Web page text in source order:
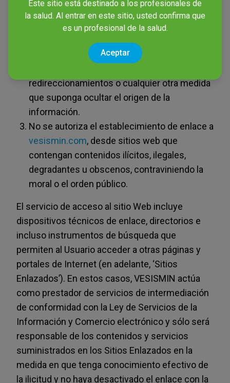
por escrito por parte de VESISMIN, el sitio
web que establece el enlace podrá
vesismin.com, incluyéndolo como parte
redireccionamientos o cualquier otra medida
que suponga ocultar el origen de la
información.
No se autoriza el establecimiento de enlace a
vesismin.com, desde sitios web que
contengan contenidos ilícitos, ilegales,
degradantes u obscenos, contraviniendo la
moral o el orden público.
El servicio de acceso al sitio Web incluye
dispositivos técnicos de enlace, directorios e
incluso instrumentos de búsqueda que
permiten al Usuario acceder a otras páginas y
portales de Internet (en adelante, ‘Sitios
Enlazados’). En estos casos, VESISMIN actúa
como prestador de servicios de intermediación
de conformidad con la Ley de Servicios de la
Información y Comercio electrónico y sólo será
responsable de los contenidos y servicios
suministrados en los Sitios Enlazados en la
medida en que tenga conocimiento efectivo de
la ilicitud y no haya desactivado el enlace con la
Este sitio está destinado a los profesionales de
la salud. Al entrar en este sitio, usted confirma que
es un profesional de la salud.
Aceptar